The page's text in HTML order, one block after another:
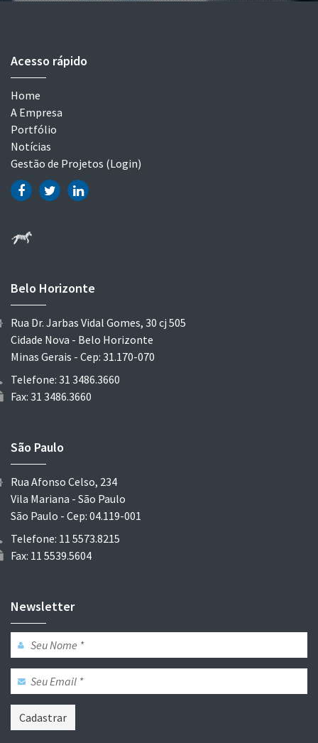
Acesso rápido
Home
A Empresa
Portfólio
Notícias
Gestão de Projetos (Login)
Belo Horizonte
Rua Dr. Jarbas Vidal Gomes, 30 cj 505
Cidade Nova - Belo Horizonte
Minas Gerais - Cep: 31.170-070
Telefone: 31 3486.3660
Fax: 31 3486.3660
São Paulo
Rua Afonso Celso, 234
Vila Mariana - São Paulo
São Paulo - Cep: 04.119-001
Telefone: 11 5573.8215
Fax: 11 5539.5604
Newsletter